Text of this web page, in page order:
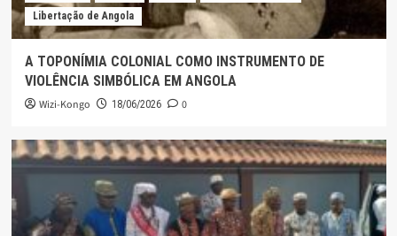
Libertação de Angola
A TOPONÍMIA COLONIAL COMO INSTRUMENTO DE
VIOLÊNCIA SIMBÓLICA EM ANGOLA
Wizi-Kongo 18/06/2026 0